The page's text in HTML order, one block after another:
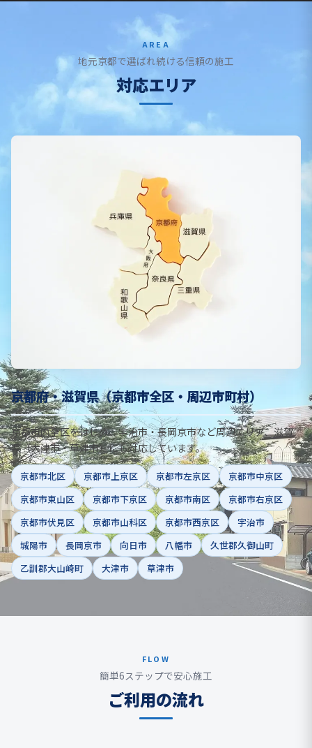
AREA
地元京都で選ばれ続ける信頼の施工
対応エリア
京都府・滋賀県（京都市全区・周辺市町村）
京都市内全区をはじめ、宇治市・長岡京市など周辺エリア、滋賀
県（大津市・草津市）にも対応しています。
京都市北区 京都市上京区 京都市左京区
京都市中京区
京都市東山区
京都市下京区 京都市南区
京都市右京区
京都市伏見区
京都市山科区 京都市西京区
宇治市
城陽市
長岡京市 向日市 八幡市
久世郡久御山町
乙訓郡大山崎町
大津市 草津市
FLOW
簡単6ステップで安心施工
ご利用の流れ